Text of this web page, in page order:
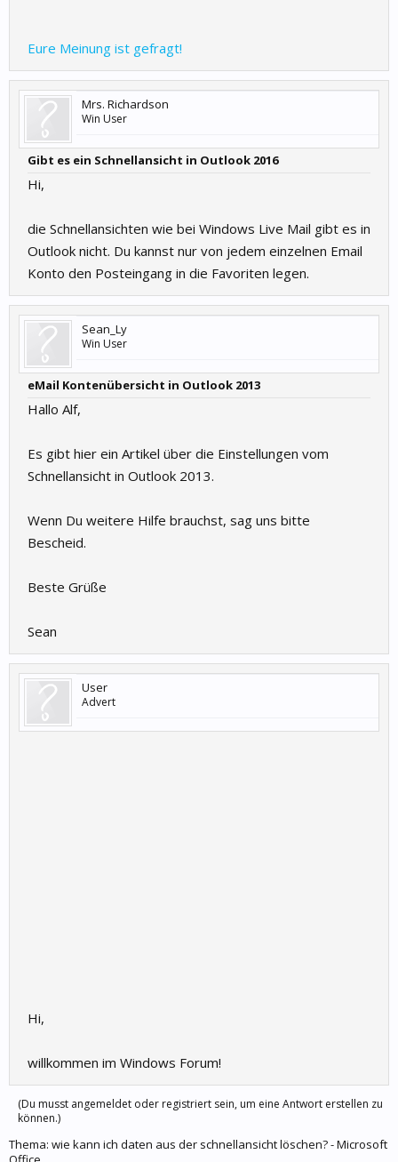
Eure Meinung ist gefragt!
Mrs. Richardson
Win User
Gibt es ein Schnellansicht in Outlook 2016
Hi,
die Schnellansichten wie bei Windows Live Mail gibt es in
Outlook nicht. Du kannst nur von jedem einzelnen Email
Konto den Posteingang in die Favoriten legen.
Sean_Ly
Win User
eMail Kontenübersicht in Outlook 2013
Hallo Alf,
Es gibt hier ein Artikel über die Einstellungen vom
Schnellansicht in Outlook 2013.
Wenn Du weitere Hilfe brauchst, sag uns bitte
Bescheid.
Beste Grüße
Sean
User
Advert
Hi,
willkommen im Windows Forum!
(Du musst angemeldet oder registriert sein, um eine Antwort erstellen zu
können.)
Thema: wie kann ich daten aus der schnellansicht löschen? - Microsoft